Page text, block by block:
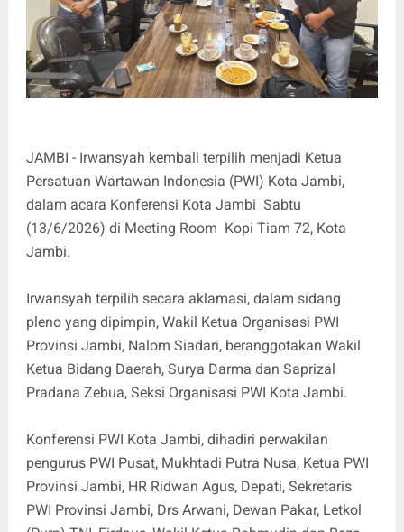
JAMBI - Irwansyah kembali terpilih menjadi Ketua
Persatuan Wartawan Indonesia (PWI) Kota Jambi,
dalam acara Konferensi Kota Jambi Sabtu
(13/6/2026) di Meeting Room Kopi Tiam 72, Kota
Jambi.
Irwansyah terpilih secara aklamasi, dalam sidang
pleno yang dipimpin, Wakil Ketua Organisasi PWI
Provinsi Jambi, Nalom Siadari, beranggotakan Wakil
Ketua Bidang Daerah, Surya Darma dan Saprizal
Pradana Zebua, Seksi Organisasi PWI Kota Jambi.
Konferensi PWI Kota Jambi, dihadiri perwakilan
pengurus PWI Pusat, Mukhtadi Putra Nusa, Ketua PWI
Provinsi Jambi, HR Ridwan Agus, Depati, Sekretaris
PWI Provinsi Jambi, Drs Arwani, Dewan Pakar, Letkol